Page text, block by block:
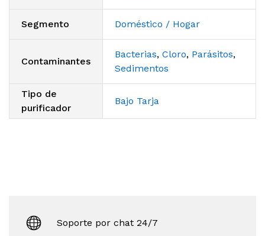
Segmento Doméstico / Hogar
Contaminantes
Bacterias, Cloro, Parásitos,
Sedimentos
Tipo de
purificador
Bajo Tarja
Soporte por chat 24/7